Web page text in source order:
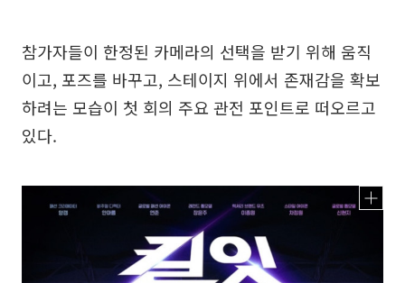
참가자들이 한정된 카메라의 선택을 받기 위해 움직
이고, 포즈를 바꾸고, 스테이지 위에서 존재감을 확보
하려는 모습이 첫 회의 주요 관전 포인트로 떠오르고
있다.